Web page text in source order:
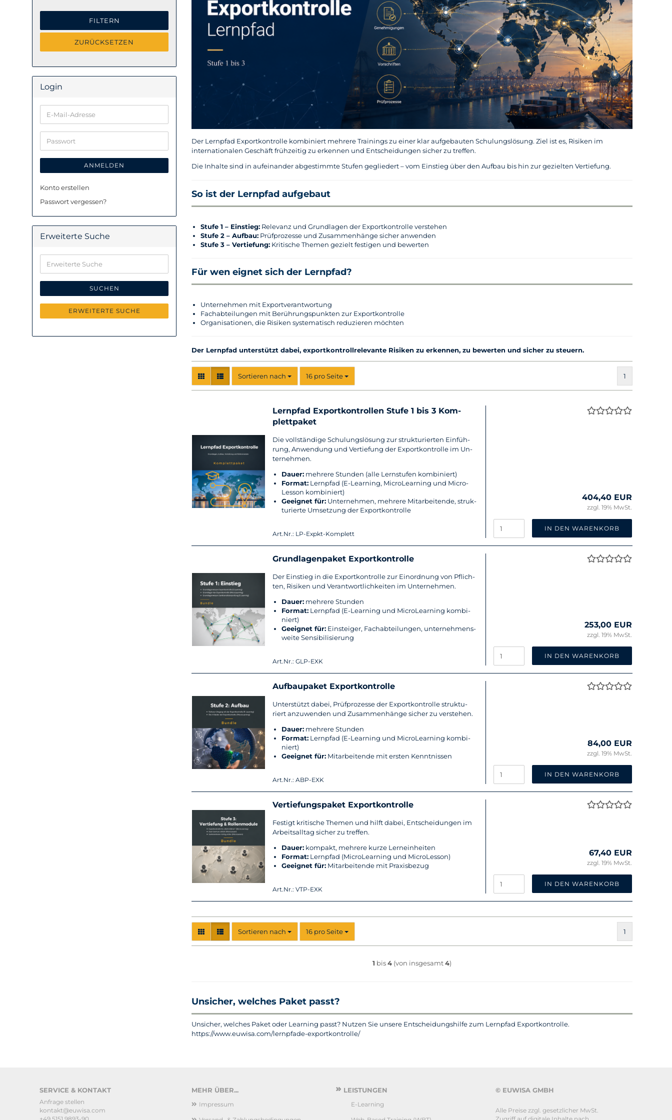
Der Lernpfad Exportkontrolle kombiniert mehrere Trainings zu einer klar aufgebauten Schulungslösung. Ziel ist es, Risiken im
internationalen Geschäft frühzeitig zu erkennen und Entscheidungen sicher zu treffen.
Die Inhalte sind in aufeinander abgestimmte Stufen gegliedert – vom Einstieg über den Aufbau bis hin zur gezielten Vertiefung.
So ist der Lernpfad aufgebaut
Stufe 1 – Einstieg: Relevanz und Grundlagen der Exportkontrolle verstehen
Stufe 2 – Aufbau: Prüfprozesse und Zusammenhänge sicher anwenden
Stufe 3 – Vertiefung: Kritische Themen gezielt festigen und bewerten
Für wen eignet sich der Lernpfad?
Unternehmen mit Exportverantwortung
Fachabteilungen mit Berührungspunkten zur Exportkontrolle
Organisationen, die Risiken systematisch reduzieren möchten
Der Lernpfad unterstützt dabei, exportkontrollrelevante Risiken zu erkennen, zu bewerten und sicher zu steuern.
Sortieren nach
Sortieren nach 16 pro Seite
pro Seite 1
Lern­pfad Ex­port­kon­trol­len Stufe 1 bis 3 Kom­
plett­pa­ket
Die voll­stän­di­ge Schu­lungs­lö­sung zur struk­tu­rier­ten Ein­füh­
rung, An­wen­dung und Ver­tie­fung der Ex­port­kon­trol­le im Un­
ter­neh­men.
Dauer: meh­re­re Stun­den (alle Lern­stu­fen kom­bi­niert)
For­mat: Lern­pfad (E-​Learning, Mi­cro­Lear­ning und Mi­cro­
Les­son kom­bi­niert)
Ge­eig­net für: Un­ter­neh­men, meh­re­re Mit­ar­bei­ten­de, struk­
tu­rier­te Um­set­zung der Ex­port­kon­trol­le
Art.Nr.: LP-Expkt-Komplett
404,40 EUR
zzgl. 19% MwSt.
IN DEN WARENKORB
Grund­la­gen­pa­ket Ex­port­kon­trol­le
Der Ein­stieg in die Ex­port­kon­trol­le zur Ein­ord­nung von Pflich­
ten, Ri­si­ken und Ver­ant­wort­lich­kei­ten im Un­ter­neh­men.
Dauer: meh­re­re Stun­den
For­mat: Lern­pfad (E-​Learning und Mi­cro­Lear­ning kom­bi­
niert)
Ge­eig­net für: Ein­stei­ger, Fach­ab­tei­lun­gen, un­ter­neh­mens­
wei­te Sen­si­bi­li­sie­rung
Art.Nr.: GLP-EXK
253,00 EUR
zzgl. 19% MwSt.
IN DEN WARENKORB
Auf­bau­pa­ket Ex­port­kon­trol­le
Un­ter­stützt dabei, Prüf­pro­zes­se der Ex­port­kon­trol­le struk­tu­
riert an­zu­wen­den und Zu­sam­men­hän­ge si­cher zu ver­ste­hen.
Dauer: meh­re­re Stun­den
For­mat: Lern­pfad (E-​Learning und Mi­cro­Lear­ning kom­bi­
niert)
Ge­eig­net für: Mit­ar­bei­ten­de mit ers­ten Kennt­nis­sen
Art.Nr.: ABP-EXK
84,00 EUR
zzgl. 19% MwSt.
IN DEN WARENKORB
Ver­tie­fungs­pa­ket Ex­port­kon­trol­le
Fes­tigt kri­ti­sche The­men und hilft dabei, Ent­schei­dun­gen im
Ar­beits­all­tag si­cher zu tref­fen.
Dauer: kom­pakt, meh­re­re kurze Lern­ein­hei­ten
For­mat: Lern­pfad (Mi­cro­Lear­ning und Mi­cro­Les­son)
Ge­eig­net für: Mit­ar­bei­ten­de mit Pra­xis­be­zug
Art.Nr.: VTP-EXK
67,40 EUR
zzgl. 19% MwSt.
IN DEN WARENKORB
Sortieren nach
Sortieren nach 16 pro Seite
pro Seite 1
1 bis4 (von insgesamt4)
Unsicher, welches Paket passt?
Unsicher, welches Paket oder Learning passt? Nutzen Sie unsere Entscheidungshilfe zum Lernpfad Exportkontrolle.
https://www.euwisa.com/lernpfade-exportkontrolle/
FILTERN
ZURÜCKSETZEN
Login
E-
Mail-
Adresse
Passwort
ANMELDEN
Konto erstellen
Passwort vergessen?
Erweiterte Suche
Suche
SUCHEN
ERWEITERTE SUCHE
MEHR ÜBER...
Impressum
LEISTUNGEN
E-Learning
© EUWISA GMBH
Alle Preise zzgl. gesetzlicher MwSt.
SERVICE & KONTAKT
Anfrage stellen
kontakt@euwisa.com